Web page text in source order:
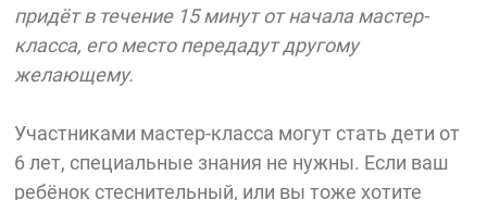
придёт в течение 15 минут от начала мастер-
класса, его место передадут другому
желающему.
Участниками мастер-класса могут стать дети от
6 лет, специальные знания не нужны. Если ваш
ребёнок стеснительный, или вы тоже хотите